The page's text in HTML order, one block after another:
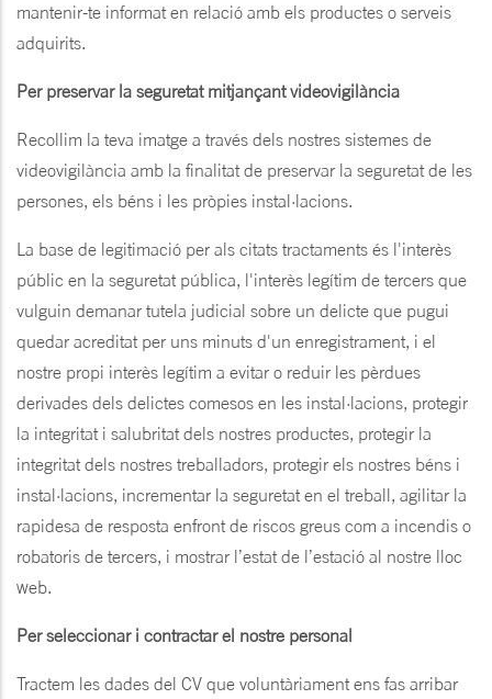
mantenir-te informat en relació amb els productes o serveis
adquirits.
Per preservar la seguretat mitjançant videovigilància
Recollim la teva imatge a través dels nostres sistemes de
videovigilància amb la finalitat de preservar la seguretat de les
persones, els béns i les pròpies instal·lacions.
La base de legitimació per als citats tractaments és l'interès
públic en la seguretat pública, l'interès legítim de tercers que
vulguin demanar tutela judicial sobre un delicte que pugui
quedar acreditat per uns minuts d'un enregistrament, i el
nostre propi interès legítim a evitar o reduir les pèrdues
derivades dels delictes comesos en les instal·lacions, protegir
la integritat i salubritat dels nostres productes, protegir la
integritat dels nostres treballadors, protegir els nostres béns i
instal·lacions, incrementar la seguretat en el treball, agilitar la
rapidesa de resposta enfront de riscos greus com a incendis o
robatoris de tercers, i mostrar l’estat de l’estació al nostre lloc
web.
Per seleccionar i contractar el nostre personal
Tractem les dades del CV que voluntàriament ens fas arribar